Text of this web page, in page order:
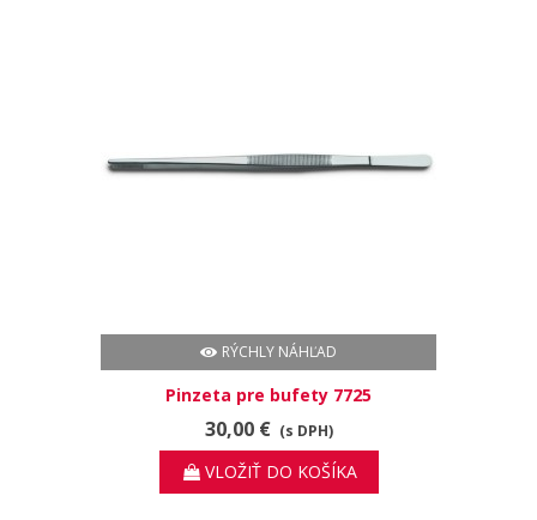
RÝCHLY NÁHĽAD
Pinzeta pre bufety 7725
30,00 € (s DPH)
VLOŽIŤ DO KOŠÍKA